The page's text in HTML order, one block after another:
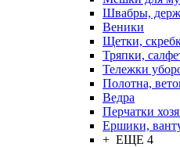
Швабры,
Веники
Щетки,
Тряпки,
Тележки
Полотна,
Ведра
Перчатки
Ершики,
+ ЕЩЕ 4